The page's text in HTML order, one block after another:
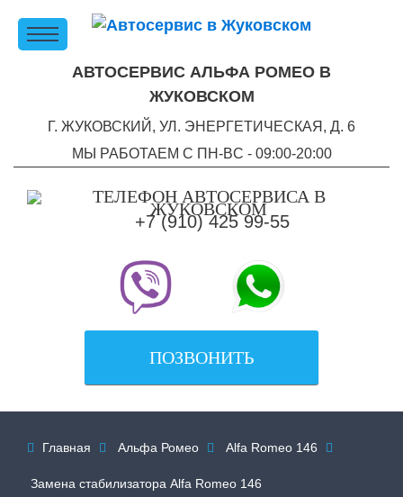
АВТОСЕРВИС АЛЬФА РОМЕО В
ЖУКОВСКОМ
Г. ЖУКОВСКИЙ, УЛ. ЭНЕРГЕТИЧЕСКАЯ, Д. 6
МЫ РАБОТАЕМ С ПН-ВC - 09:00-20:00
+7 (910) 425 99-55
ПОЗВОНИТЬ
 Главная  Альфа Ромео  Alfa Romeo 146 
Замена стабилизатора Alfa Romeo 146